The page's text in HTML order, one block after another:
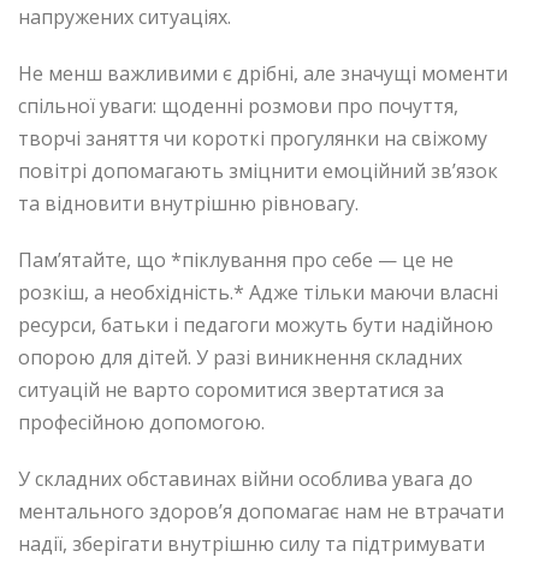
напружених ситуаціях.
Не менш важливими є дрібні, але значущі моменти
спільної уваги: щоденні розмови про почуття,
творчі заняття чи короткі прогулянки на свіжому
повітрі допомагають зміцнити емоційний зв’язок
та відновити внутрішню рівновагу.
Пам’ятайте, що *піклування про себе — це не
розкіш, а необхідність.* Адже тільки маючи власні
ресурси, батьки і педагоги можуть бути надійною
опорою для дітей. У разі виникнення складних
ситуацій не варто соромитися звертатися за
професійною допомогою.
У складних обставинах війни особлива увага до
ментального здоров’я допомагає нам не втрачати
надії, зберігати внутрішню силу та підтримувати